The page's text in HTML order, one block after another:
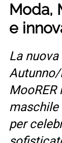
Moda,
e
La
Autunno/
maschile
per